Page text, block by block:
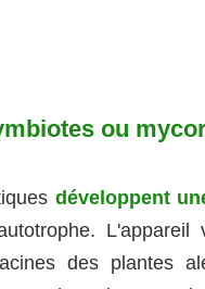
ou
développent
des plantes